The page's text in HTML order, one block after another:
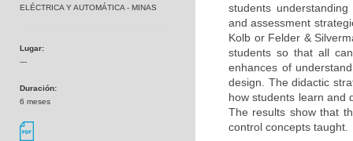
ELÉCTRICA Y AUTOMÁTICA - MINAS
Lugar:
---
Duración:
6 meses
students
and assessment
Kolb or Felder &
students so that all
enhances of
design. The didactic
how students learn and
The results show that
control concepts taught.